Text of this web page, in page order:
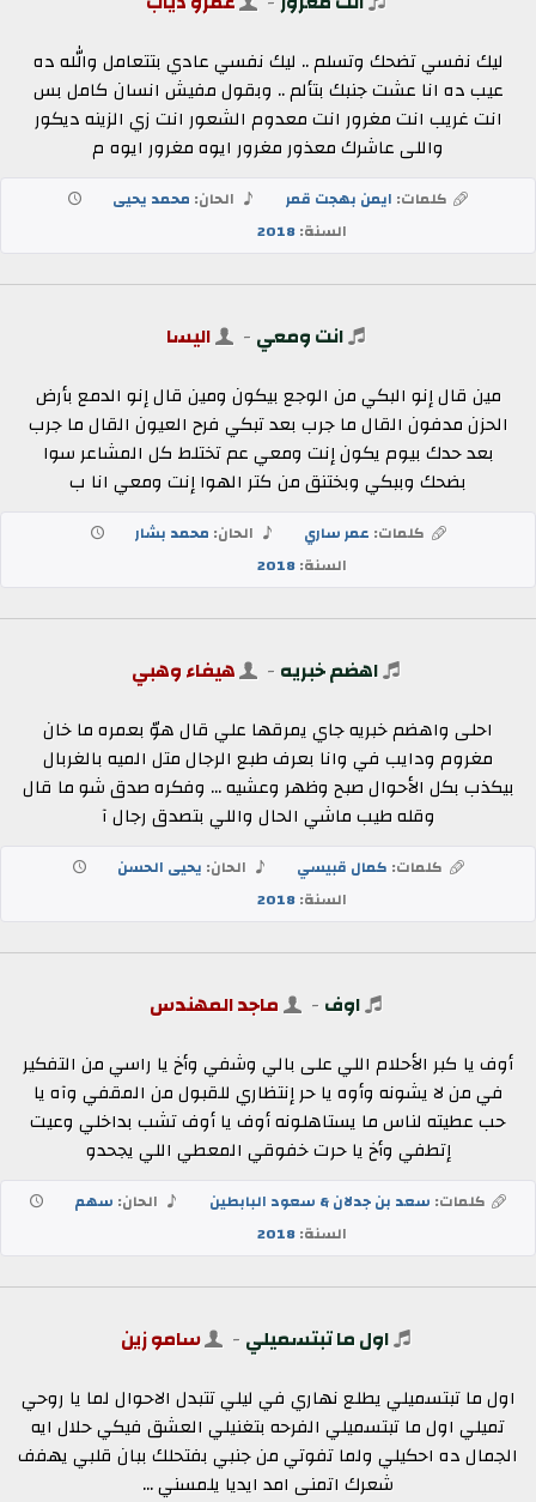
ليك نفسي تضحك وتسلم .. ليك نفسي عادي بتتعامل والله ده
عيب ده انا عشت جنبك بتألم .. وبقول مفيش انسان كامل بس
انت غريب انت مغرور انت معدوم الشعور انت زي الزينه ديكور
واللى عاشرك معذور مغرور ايوه مغرور ايوه م
كلمات: ايمن بهجت قمر الحان: محمد يحيى
السنة:2018
انت ومعي - اليسا
مين قال إنو البكي من الوجع بيكون ومين قال إنو الدمع بأرض
الحزن مدفون القال ما جرب بعد تبكي فرح العيون القال ما جرب
بعد حدك بيوم يكون إنت ومعي عم تختلط كل المشاعر سوا
بضحك وببكي وبختنق من كتر الهوا إنت ومعي انا ب
كلمات: عمر ساري الحان: محمد بشار
السنة:2018
اهضم خبريه - هيفاء وهبي
احلى واهضم خبريه جاي يمرقها علي قال هوّ بعمره ما خان
مغروم ودايب في وانا بعرف طبع الرجال متل الميه بالغربال
بيكذب بكل الأحوال صبح وظهر وعشيه ... وفكره صدق شو ما قال
وقله طيب ماشي الحال واللي بتصدق رجال آ
كلمات: كمال قبيسي الحان: يحيى الحسن
السنة:2018
اوف - ماجد المهندس
أوف يا كبر الأحلام اللي على بالي وشفي وأخ يا راسي من التفكير
في من لا يشونه وأوه يا حر إنتظاري للقبول من المقفي وآه يا
حب عطيته لناس ما يستاهلونه أوف يا أوف تشب بداخلي وعيت
إتطفي وأخ يا حرت خفوقي المعطي اللي يجحدو
كلمات: سعد بن جدلان & سعود البابطين الحان: سهم
السنة:2018
اول ما تبتسميلي - سامو زين
اول ما تبتسميلي يطلع نهاري في ليلي تتبدل الاحوال لما يا روحي
تميلي اول ما تبتسميلي الفرحه بتغنيلي العشق فيكي حلال ايه
الجمال ده احكيلي ولما تفوتي من جنبي بفتحلك ببان قلبي يهفف
شعرك اتمنى امد ايديا يلمسني ...